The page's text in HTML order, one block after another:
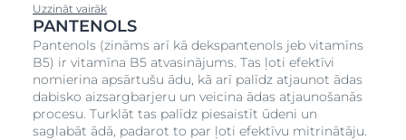
Uzzināt vairāk
PANTENOLS
Pantenols (zināms arī kā dekspantenols jeb vitamīns
B5) ir vitamīna B5 atvasinājums. Tas ļoti efektīvi
nomierina apsārtušu ādu, kā arī palīdz atjaunot ādas
dabisko aizsargbarjeru un veicina ādas atjaunošanās
procesu. Turklāt tas palīdz piesaistīt ūdeni un
saglabāt ādā, padarot to par ļoti efektīvu mitrinātāju.